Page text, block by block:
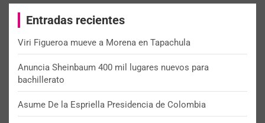
c
Entradas recientes
Viri Figueroa mueve a Morena en Tapachula
Anuncia Sheinbaum 400 mil lugares nuevos para
bachillerato
Asume De la Espriella Presidencia de Colombia